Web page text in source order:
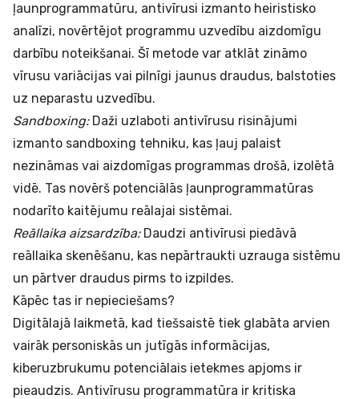
ļaunprogrammatūru, antivīrusi izmanto heiristisko
analīzi, novērtējot programmu uzvedību aizdomīgu
darbību noteikšanai. Šī metode var atklāt zināmo
vīrusu variācijas vai pilnīgi jaunus draudus, balstoties
uz neparastu uzvedību.
Sandboxing:Daži uzlaboti antivīrusu risinājumi
izmanto sandboxing tehniku, kas ļauj palaist
nezināmas vai aizdomīgas programmas drošā, izolētā
vidē. Tas novērš potenciālās ļaunprogrammatūras
nodarīto kaitējumu reālajai sistēmai.
Reāllaika aizsardzība:Daudzi antivīrusi piedāvā
reāllaika skenēšanu, kas nepārtraukti uzrauga sistēmu
un pārtver draudus pirms to izpildes.
Kāpēc tas ir nepieciešams?
Digitālajā laikmetā, kad tiešsaistē tiek glabāta arvien
vairāk personiskās un jutīgās informācijas,
kiberuzbrukumu potenciālais ietekmes apjoms ir
pieaudzis. Antivīrusu programmatūra ir kritiska